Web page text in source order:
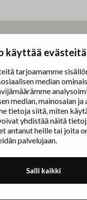
käyttää evästeitä
tarjoamamme
median
median, mainosalan
tietoja siitä, miten
yhdistää näitä
antanut heille tai joita
palvelujaan.
Salli kaikki